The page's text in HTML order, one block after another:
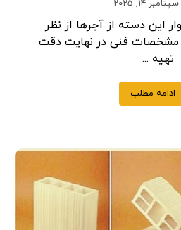
سپتامبر ۱۴, ۲۰۲۵
این دسته از آجرها از نظر
فنی در نهایت دقت
تهیه‌ ...
ادامه مطلب